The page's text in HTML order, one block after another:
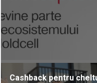
Cashback pentru